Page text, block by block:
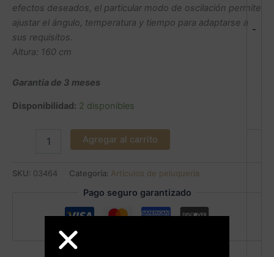
efectos deseados, el particular modo de oscilación permite
ajustar el ángulo, temperatura y tiempo para adaptarse a
sus requisitos.
Altura: 160 cm
Garantia de 3 meses
Disponibilidad: 2 disponibles
-
Agregar al carrito
SKU: 03464 Categoría: Artículos de peluquería
Pago seguro garantizado